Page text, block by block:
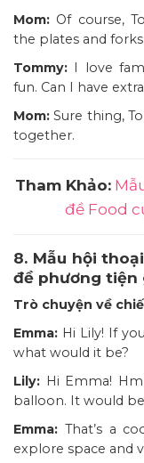
Mom: Of course,
the plates and
Tommy: I love
fun. Can I have
Mom: Sure thing,
together.
Tham Khảo:
đề Food
8. Mẫu hội
đề phương tiện
Trò chuyện về
Emma: Hi Lily! If
what would it be?
Lily: Hi Emma!
balloon. It would
Emma: That’s a
explore space and